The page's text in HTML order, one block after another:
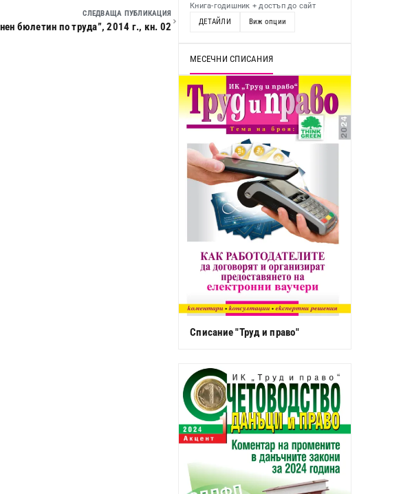
СЛЕДВАЩА ПУБЛИКАЦИЯ
бюлетин по труда”, 2014 г., кн. 02
Книга-годишник + достъп до сайт
ДЕТАЙЛИ
Виж опции
МЕСЕЧНИ СПИСАНИЯ
Списание "Труд и право"